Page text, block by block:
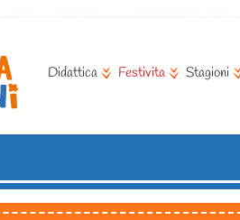
Didattica Festivita Stagioni